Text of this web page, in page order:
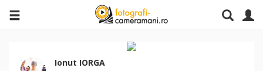
Ionut IORGA